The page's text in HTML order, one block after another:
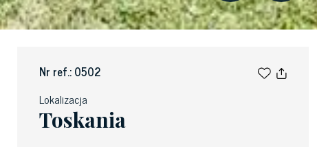
Nr ref.: 0502
Lokalizacja
Toskania